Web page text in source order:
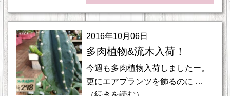
2016年10月06日
多肉植物&流木入荷！
今週も多肉植物入荷しましたー。
更にエアプランツを飾るのに …